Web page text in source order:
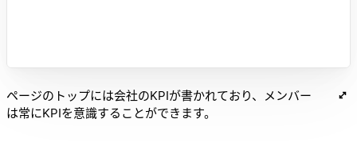
ページのトップには会社のKPIが書かれており、メンバー
は常にKPIを意識することができます。